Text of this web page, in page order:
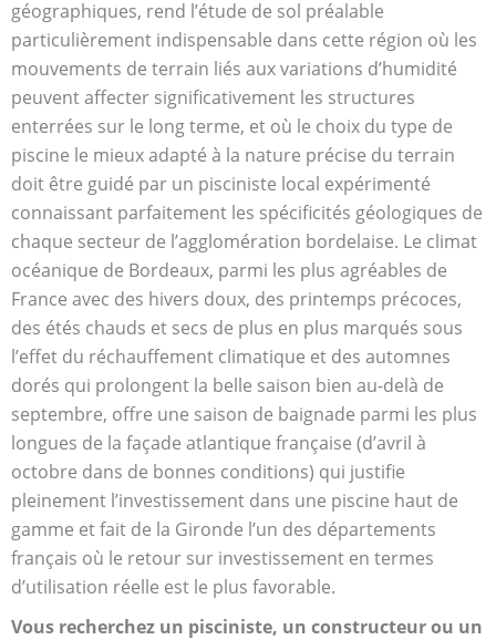
géographiques, rend l’étude de sol préalable
particulièrement indispensable dans cette région où les
mouvements de terrain liés aux variations d’humidité
peuvent affecter significativement les structures
enterrées sur le long terme, et où le choix du type de
piscine le mieux adapté à la nature précise du terrain
doit être guidé par un pisciniste local expérimenté
connaissant parfaitement les spécificités géologiques de
chaque secteur de l’agglomération bordelaise. Le climat
océanique de Bordeaux, parmi les plus agréables de
France avec des hivers doux, des printemps précoces,
des étés chauds et secs de plus en plus marqués sous
l’effet du réchauffement climatique et des automnes
dorés qui prolongent la belle saison bien au-delà de
septembre, offre une saison de baignade parmi les plus
longues de la façade atlantique française (d’avril à
octobre dans de bonnes conditions) qui justifie
pleinement l’investissement dans une piscine haut de
gamme et fait de la Gironde l’un des départements
français où le retour sur investissement en termes
d’utilisation réelle est le plus favorable.
Vous recherchez un pisciniste, un constructeur ou un